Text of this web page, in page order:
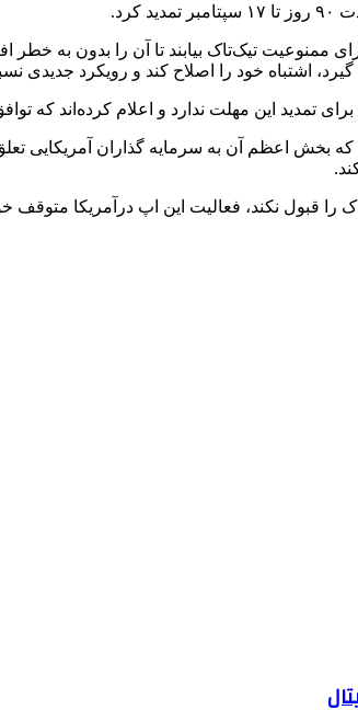
تیک‌تاک بیابند تا آن را بدون به خطر
اشتباه خود را اصلاح کند و رویکرد جدیدی
تمدید این مهلت ندارد و اعلام کرده‌اند که
بخش اعظم آن به سرمایه گذاران آمریکایی
را قبول نکند، فعالیت این اپ درآمریکا متوقف